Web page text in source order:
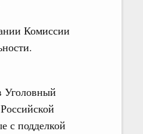
Комиссии
Уголовный
с подделкой